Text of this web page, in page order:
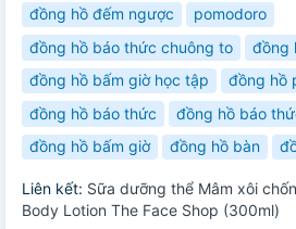
đồng hồ đếm ngược
pomodoro
đồng hồ báo thức chuông to
đồng
đồng hồ bấm giờ học tập
đồng hồ
đồng hồ báo thức
đồng hồ báo
đồng hồ bấm giờ
đồng hồ bàn
Liên kết: Sữa dưỡng thể Mâm xôi
Body Lotion The Face Shop (300ml)